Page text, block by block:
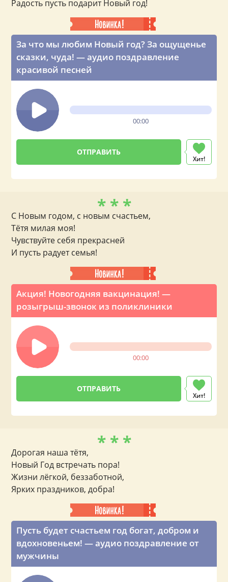
За что мы любим Новый год? За ощущенье
сказки, чуда! — аудио поздравление
красивой песней
00:00
Хит!
Радость пусть подарит Новый год!
Акция! Новогодняя вакцинация! —
розыгрыш-звонок из поликлиники
00:00
Хит!
* * *
С Новым годом, с новым счастьем,
Тётя милая моя!
Чувствуйте себя прекрасней
И пусть радует семья!
Пусть будет счастьем год богат, добром и
вдохновеньем! — аудио поздравление от
мужчины
* * *
Дорогая наша тётя,
Новый Год встречать пора!
Жизни лёгкой, беззаботной,
Ярких праздников, добра!